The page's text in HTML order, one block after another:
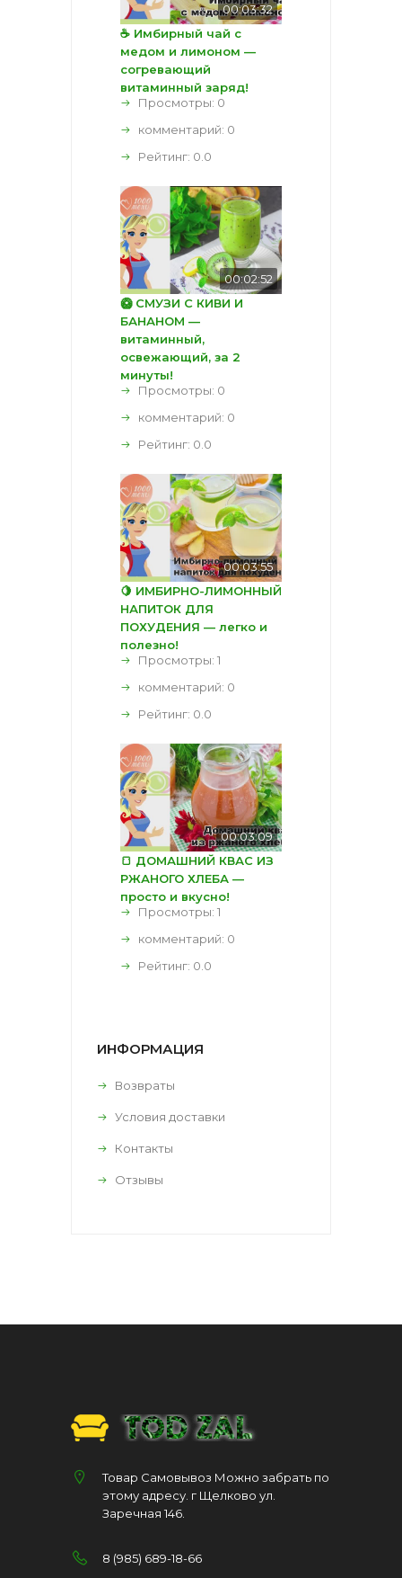
00:03:32
☕ Имбирный чай с
медом и лимоном —
согревающий
витаминный заряд!
Просмотры: 0
комментарий: 0
Рейтинг: 0.0
00:02:52
🥝 СМУЗИ С КИВИ И
БАНАНОМ —
витаминный,
освежающий, за 2
минуты!
Просмотры: 0
комментарий: 0
Рейтинг: 0.0
00:03:55
🍋 ИМБИРНО-ЛИМОННЫЙ
НАПИТОК ДЛЯ
ПОХУДЕНИЯ — легко и
полезно!
Просмотры: 1
комментарий: 0
Рейтинг: 0.0
00:03:09
🍞 ДОМАШНИЙ КВАС ИЗ
РЖАНОГО ХЛЕБА —
просто и вкусно!
Просмотры: 1
комментарий: 0
Рейтинг: 0.0
ИНФОРМАЦИЯ
Возвраты
Условия доставки
Контакты
Отзывы
Товар Самовывоз Можно забрать по
этому адресу. г Щелково ул.
Заречная 146.
8 (985) 689-18-66